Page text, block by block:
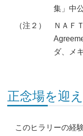
集」中
（注２）
ＮＡＦ
ダ、メ
正念場を迎
このヒラリーの経